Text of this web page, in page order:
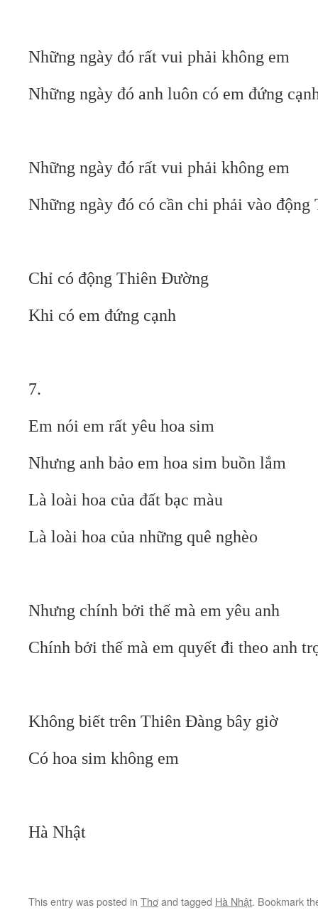
Những ngày đó rất vui phải không em
Những ngày đó anh luôn có em đứng
Những ngày đó rất vui phải không em
Những ngày đó có cần chi phải vào
Chỉ có động Thiên Đường
Khi có em đứng cạnh
7.
Em nói em rất yêu hoa sim
Nhưng anh bảo em hoa sim buồn lắm
Là loài hoa của đất bạc màu
Là loài hoa của những quê nghèo
Nhưng chính bởi thế mà em yêu anh
Chính bởi thế mà em quyết đi theo anh
Không biết trên Thiên Đàng bây giờ
Có hoa sim không em
Hà Nhật
This entry was posted in Thơand tagged Hà Nhật. Bookmark